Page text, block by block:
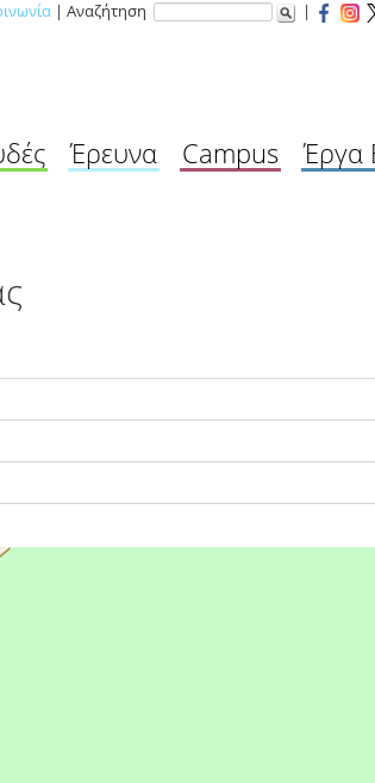
| Αναζήτηση |
Έρευνα Campus Έργα